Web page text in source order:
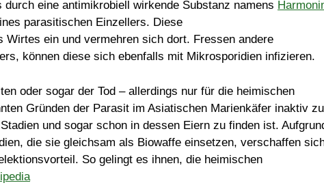
eine antimikrobiell wirkende Substanz namens
parasitischen Einzellers. Diese
ein und vermehren sich dort. Fressen andere
können diese sich ebenfalls mit Mikrosporidien infizieren.
oder sogar der Tod – allerdings nur für die heimischen
Gründen der Parasit im Asiatischen Marienkäfer inaktiv zu
und sogar schon in dessen Eiern zu finden ist.
die sie gleichsam als Biowaffe einsetzen, verschaffen
So gelingt es ihnen, die heimischen